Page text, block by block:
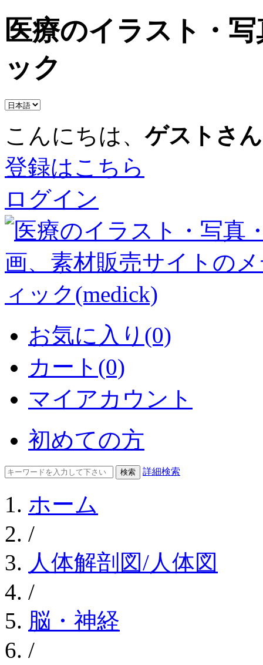
医療のイラスト・
ック
こんにちは、ゲストさん
登録はこちら
ログイン
お気に入り(0)
カート(0)
マイアカウント
初めての方
詳細検索
ホーム
/
人体解剖図/人体図
/
脳・神経
/